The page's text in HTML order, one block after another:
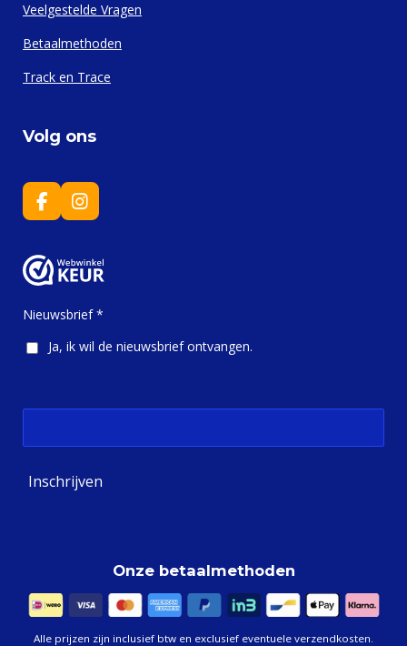
Veelgestelde Vragen
Betaalmethoden
Track en Trace
Volg ons
F
a
e
b
o
I
n
t
a
r
m
Nieuwsbrief *
Ja, ik wil de nieuwsbrief ontvangen.
Inschrijven
Onze betaalmethoden
Alle prijzen zijn inclusief btw en exclusief eventuele verzendkosten.